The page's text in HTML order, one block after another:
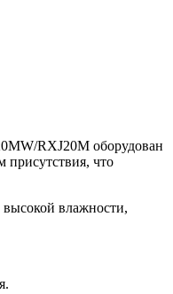
RXJ20M оборудован
что
влажности,